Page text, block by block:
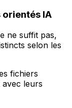
IA
ne suffit pas,
selon les
fichiers
avec leurs